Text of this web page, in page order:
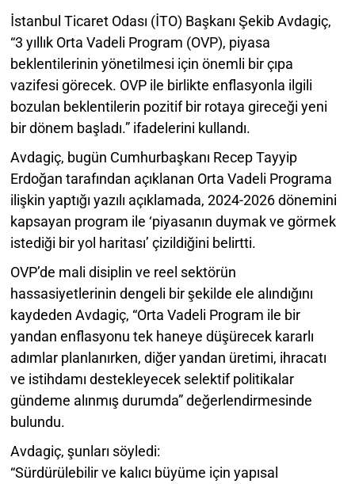
İstanbul Ticaret Odası (İTO) Başkanı Şekib Avdagiç,
“3 yıllık Orta Vadeli Program (OVP), piyasa
beklentilerinin yönetilmesi için önemli bir çıpa
vazifesi görecek. OVP ile birlikte enflasyonla ilgili
bozulan beklentilerin pozitif bir rotaya gireceği yeni
bir dönem başladı.” ifadelerini kullandı.
Avdagiç, bugün Cumhurbaşkanı Recep Tayyip
Erdoğan tarafından açıklanan Orta Vadeli Programa
ilişkin yaptığı yazılı açıklamada, 2024-2026 dönemini
kapsayan program ile ‘piyasanın duymak ve görmek
istediği bir yol haritası’ çizildiğini belirtti.
OVP’de mali disiplin ve reel sektörün
hassasiyetlerinin dengeli bir şekilde ele alındığını
kaydeden Avdagiç, “Orta Vadeli Program ile bir
yandan enflasyonu tek haneye düşürecek kararlı
adımlar planlanırken, diğer yandan üretimi, ihracatı
ve istihdamı destekleyecek selektif politikalar
gündeme alınmış durumda” değerlendirmesinde
bulundu.
Avdagiç, şunları söyledi:
“Sürdürülebilir ve kalıcı büyüme için yapısal